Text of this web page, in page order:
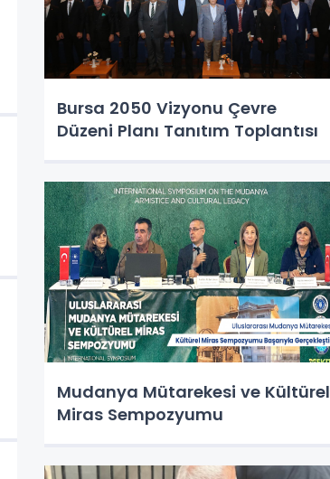
Bursa 2050 Vizyonu Çevre
Düzeni Planı Tanıtım Toplantısı
Mudanya Mütarekesi ve Kültürel
Miras Sempozyumu